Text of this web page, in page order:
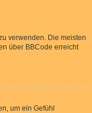
verwenden. Die meisten
über BBCode erreicht
um ein Gefühl